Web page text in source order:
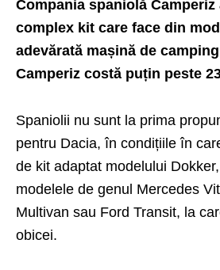
Compania spaniolă Camperiz
complex kit care face din
adevărată mașină de
Camperiz costă puțin peste
Spaniolii nu sunt la prima
pentru Dacia, în condițiile în
de kit adaptat modelului Dokker
modelele de genul Mercedes
Multivan sau Ford Transit, la
obicei.